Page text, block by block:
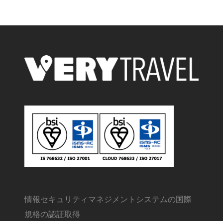
情報セキュリティマネジメントシステムの国際
規格の認証取得